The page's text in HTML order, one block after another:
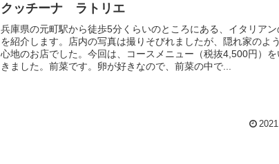
クッチーナ ラトリエ
兵庫県の元町駅から徒歩5分くらいのところにある、イタリア
を紹介します。店内の写真は撮りそびれましたが、隠れ家のよ
心地のお店でした。今回は、コースメニュー（税抜4,500円）
きました。前菜です。卵が好きなので、前菜の中で...